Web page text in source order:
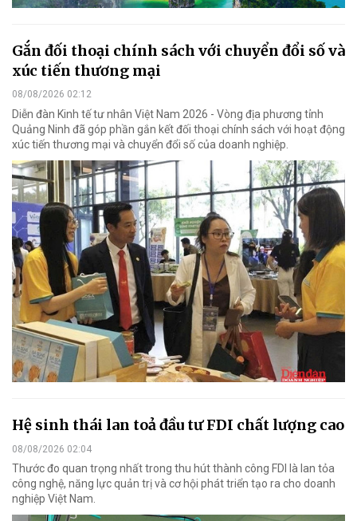
Gắn đối thoại chính sách với chuyển đổi số và
xúc tiến thương mại
08/08/2026 02:12
Diễn đàn Kinh tế tư nhân Việt Nam 2026 - Vòng địa phương tỉnh
Quảng Ninh đã góp phần gắn kết đối thoại chính sách với hoạt động
xúc tiến thương mại và chuyển đổi số của doanh nghiệp.
Hệ sinh thái lan toả đầu tư FDI chất lượng cao
08/08/2026 02:04
Thước đo quan trọng nhất trong thu hút thành công FDI là lan tỏa
công nghệ, năng lực quản trị và cơ hội phát triển tạo ra cho doanh
nghiệp Việt Nam.